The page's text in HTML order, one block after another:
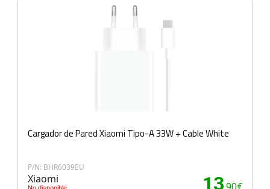
Cargador de Pared Xiaomi Tipo-A 33W + Cable White
P/N: BHR6039EU
Xiaomi 13